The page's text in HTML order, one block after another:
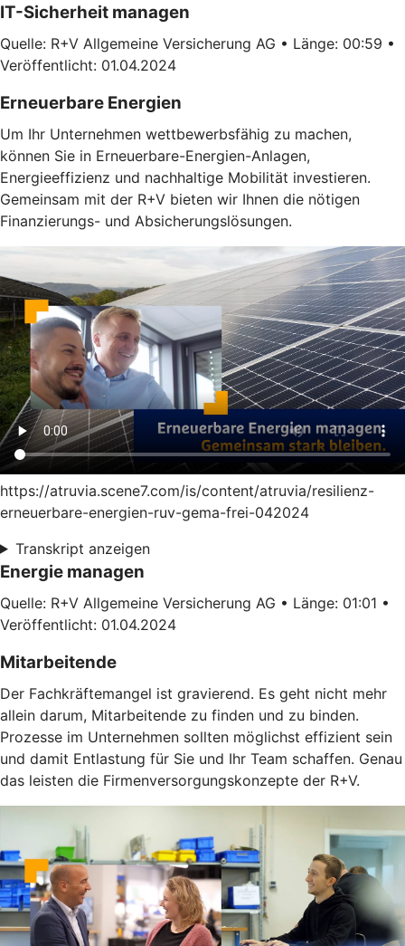
IT-Sicherheit managen
Quelle: R+V Allgemeine Versicherung AG • Länge: 00:59 •
Veröffentlicht: 01.04.2024
Erneuerbare Energien
Um Ihr Unternehmen wettbewerbsfähig zu machen,
können Sie in Erneuerbare-Energien-Anlagen,
Energieeffizienz und nachhaltige Mobilität investieren.
Gemeinsam mit der R+V bieten wir Ihnen die nötigen
Finanzierungs- und Absicherungslösungen.
https://atruvia.scene7.com/is/content/atruvia/resilienz-
erneuerbare-energien-ruv-gema-frei-042024
Transkript anzeigen
Energie managen
Quelle: R+V Allgemeine Versicherung AG • Länge: 01:01 •
Veröffentlicht: 01.04.2024
Mitarbeitende
Der Fachkräftemangel ist gravierend. Es geht nicht mehr
allein darum, Mitarbeitende zu finden und zu binden.
Prozesse im Unternehmen sollten möglichst effizient sein
und damit Entlastung für Sie und Ihr Team schaffen. Genau
das leisten die Firmenversorgungskonzepte der R+V.